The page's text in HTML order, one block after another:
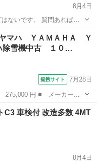
8月4日
マハ ＹＡＭＡＨＡ Ｙ
除雪機中古 １０…
提携サイト 7月28日
グレード名： ヤマハ
機中古 １０馬力 除雪幅
C3 車検付 改造多数 4MT
8月4日